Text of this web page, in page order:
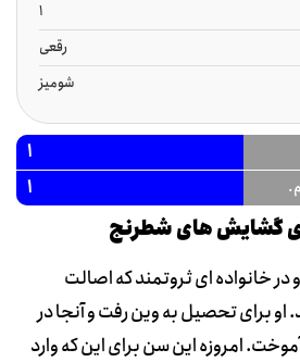
1
رقعی
شومیز
1
1
گشایش های شطرنج
در خانواده ای ثروتمند که اصالت
او برای تحصیل به وین رفت و آنجا در
آموخت. امروزه این سن برای این که وارد